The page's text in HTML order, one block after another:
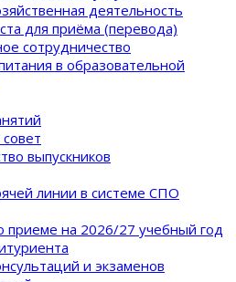
деятельность
для приёма (перевода)
сотрудничество
в образовательной
выпускников
линии в системе СПО
приеме на 2026/27 учебный год
и экзаменов